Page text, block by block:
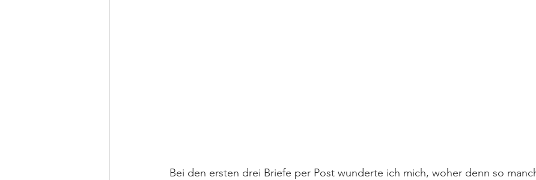
Bei den ersten drei Briefe per Post wunderte ich mich, woher denn so